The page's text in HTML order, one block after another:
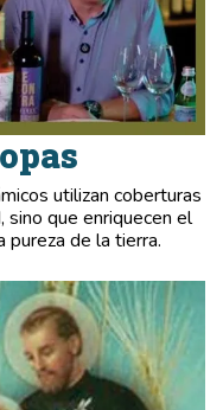
utilizan coberturas
que enriquecen el
pureza de la tierra.